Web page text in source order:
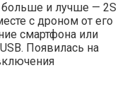
больше и лучше — 2S
с дроном от его
смартфона или
Появилась на